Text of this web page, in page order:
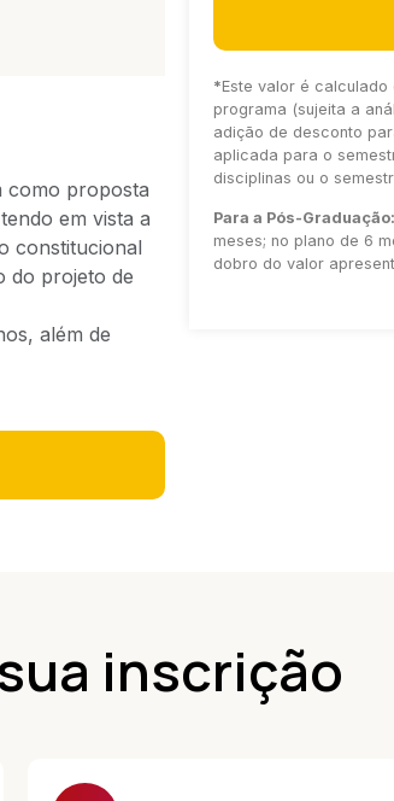
como proposta
em vista a
constitucional
do projeto de
além de
*Este valor é
programa (sujeita a
adição de desconto
aplicada para o
disciplinas ou o
Para a Pós-Graduação:
meses; no plano de 6
dobro do valor
inscrição